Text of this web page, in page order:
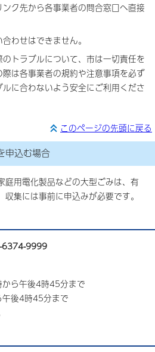
ク先から各事業者の問合窓口へ直接
わせはできません。
トラブルについて、市は一切責任を
は各事業者の規約や注意事項を必ず
に合わないよう安全にご利用くださ
このページの先頭に戻る
申込む場合
用電化製品などの大型ごみは、有
集には事前に申込みが必要です。
6374-9999
ら午後4時45分まで
後4時45分まで